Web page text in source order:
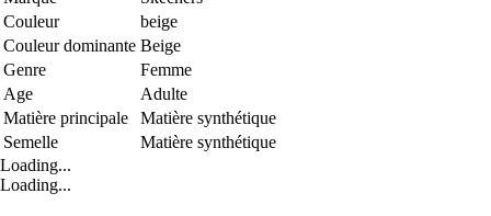
Couleur
beige
Couleur dominante Beige
Genre
Femme
Age
Adulte
Matière principale
Matière synthétique
Semelle
Matière synthétique
Loading...
Loading...